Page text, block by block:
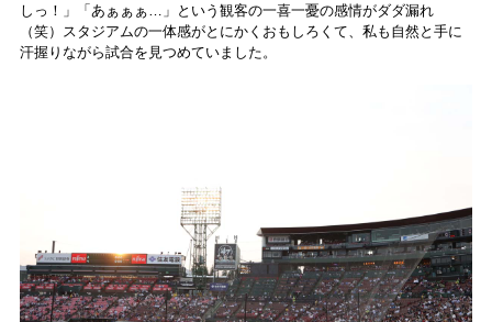
しっ！」「あぁぁぁ…」という観客の一喜一憂の感情がダダ漏れ
（笑）スタジアムの一体感がとにかくおもしろくて、私も自然と手に
汗握りながら試合を見つめていました。